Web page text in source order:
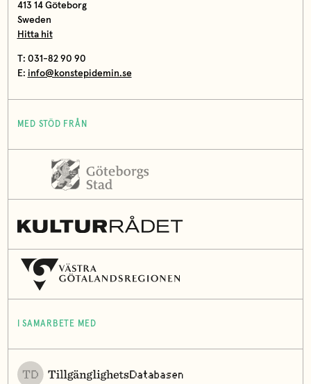
413 14 Göteborg
Sweden
Hitta hit
T: 031-82 90 90
E: info@konstepidemin.se
MED STÖD FRÅN
I SAMARBETE MED